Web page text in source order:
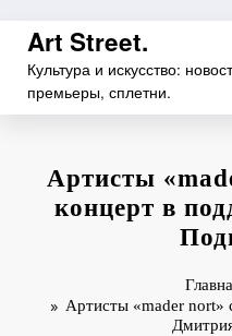
Перейти
содержимому
Art Street.
Культура и искусство:
премьеры, сплетни.
Артисты
концерт в
Артисты «mader nort»